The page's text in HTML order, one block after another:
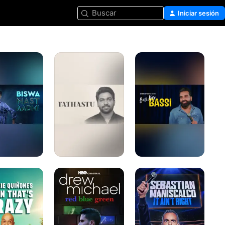
Buscar Iniciar sesión
Tathastu
Anubhav
Bas
Bassi
Drew
Michael:
Red
Blue
Green
Sebastian
Maniscalco:
It
Ain't
Right